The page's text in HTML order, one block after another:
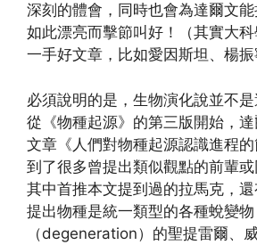
深刻的體會，同時也會為達爾文
如此漂亮而擊節叫好！（其實大
一手好文章，比如愛因斯坦、楊振
必須說明的是，生物演化說並不是
從《物種起源》的第三版開始，
文章《人們對物種起源認識進程
到了很多曾提出類似觀點的前輩或
其中首推本文提到過的拉馬克，
提出物種是統一類型的各種蛻變物
（degeneration）的聖提雷爾、